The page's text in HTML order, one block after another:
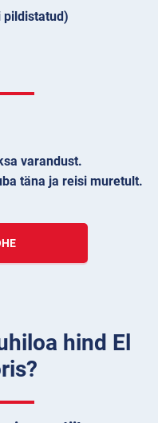
pildistatud)
varandust.
täna ja reisi muretult.
hind El